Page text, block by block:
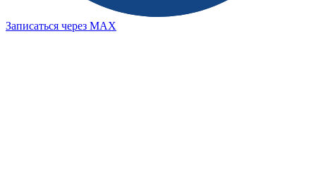
Записаться через MAX